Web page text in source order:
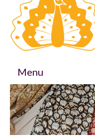
Menu
Accueil
Boutique